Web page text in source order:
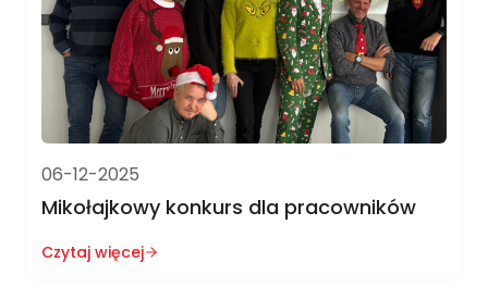
06-12-2025
Mikołajkowy konkurs dla pracowników
Czytaj więcej